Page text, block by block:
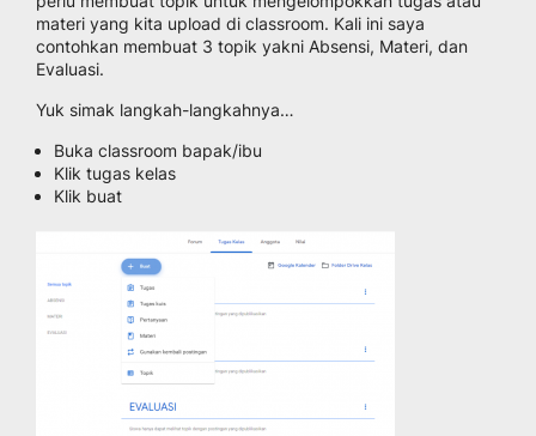
materi yang kita upload di classroom. Kali ini saya
contohkan membuat 3 topik yakni Absensi, Materi, dan
Evaluasi.
Yuk simak langkah-langkahnya…
Buka classroom bapak/ibu
Klik tugas kelas
Klik buat